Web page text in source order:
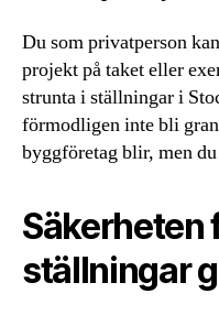
Du som privatperson
projekt på taket eller
strunta i ställningar i
förmodligen inte bli
byggföretag blir, men
Säkerheten
ställningar